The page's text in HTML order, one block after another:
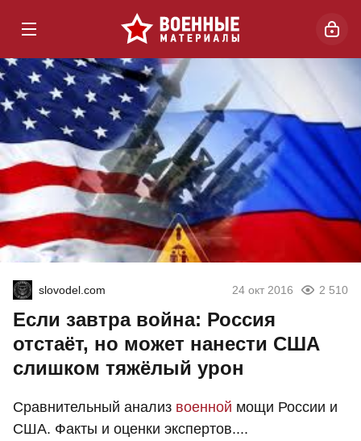
slovodel.com 24 окт 2016 2 510
Если завтра война: Россия
отстаёт, но может нанести США
слишком тяжёлый урон
Сравнительный анализ военной мощи России и
США. Факты и оценки экспертов....